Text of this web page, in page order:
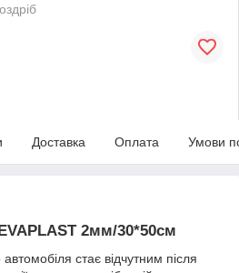
Доставка Оплата Умови
2мм/30*50см
стає відчутним після